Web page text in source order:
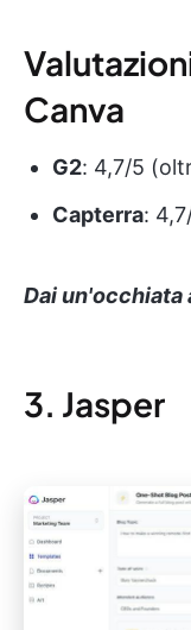
Canva
G2: 4,7/5
Capterra:
Dai un'occhiata
3. Jasper